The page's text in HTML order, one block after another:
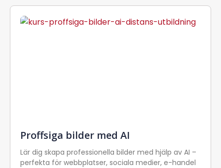
Proffsiga bilder med AI
Lär dig skapa professionella bilder med hjälp av AI –
perfekta för webbplatser, sociala medier, e-handel